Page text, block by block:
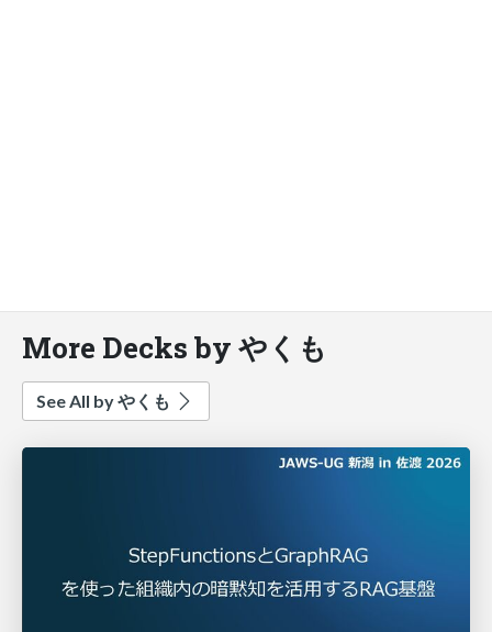
More Decks by やくも
See All by やくも